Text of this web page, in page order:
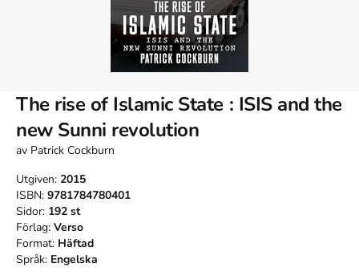
The rise of Islamic State : ISIS and the
new Sunni revolution
av Patrick Cockburn
Utgiven: 2015
ISBN: 9781784780401
Sidor: 192 st
Förlag: Verso
Format: Häftad
Språk: Engelska